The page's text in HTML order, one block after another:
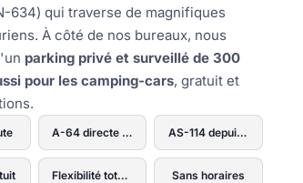
634) qui traverse de magnifiques
À côté de nos bureaux, nous
parking privé et surveillé de 300
pour les camping-cars, gratuit et
A-64 directe Oviedo AS-114 depuis Gijón
Flexibilité totale Sans horaires